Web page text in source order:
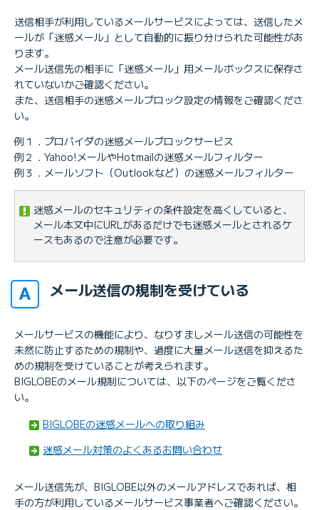
送信相手が利用しているメールサービスによっては、送信したメ
ールが「迷惑メール」として自動的に振り分けられた可能性があ
ります。
メール送信先の相手に「迷惑メール」用メールボックスに保存さ
れていないかご確認ください。
また、送信相手の迷惑メールブロック設定の情報をご確認くださ
い。
例１．プロバイダの迷惑メールブロックサービス
例２．Yahoo!メールやHotmailの迷惑メールフィルター
例３．メールソフト（Outlookなど）の迷惑メールフィルター
迷惑メールのセキュリティの条件設定を高くしていると、
メール本文中にURLがあるだけでも迷惑メールとされるケ
ースもあるので注意が必要です。
メール送信の規制を受けている
メールサービスの機能により、なりすましメール送信の可能性を
未然に防止するための規制や、過度に大量メール送信を抑えるた
めの規制を受けていることが考えられます。
BIGLOBEのメール規制については、以下のページをご覧くださ
い。
BIGLOBEの迷惑メールへの取り組み
迷惑メール対策のよくあるお問い合わせ
メール送信先が、BIGLOBE以外のメールアドレスであれば、相
手の方が利用しているメールサービス事業者へご確認ください。